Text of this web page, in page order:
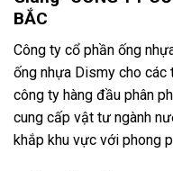
BẮC
Công ty cổ phần ống
ống nhựa Dismy cho các
công ty hàng đầu phân
cung cấp vật tư ngành
khắp khu vực với phong